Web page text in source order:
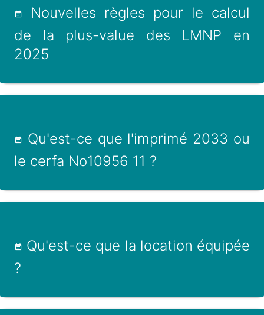
Nouvelles règles pour le calcul
de la plus-value des LMNP en
2025
Qu'est-ce que l'imprimé 2033 ou
le cerfa No10956 11 ?
Qu'est-ce que la location équipée
?